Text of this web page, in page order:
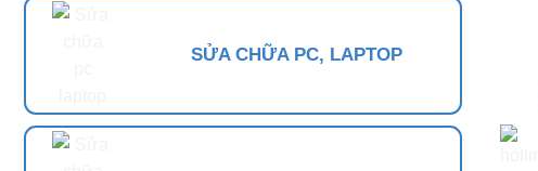
SỬA CHỮA PC, LAPTOP